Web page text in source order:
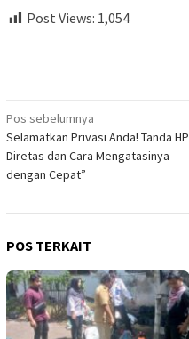
Post Views: 1,054
Navigasi
pos
Pos sebelumnya
Selamatkan Privasi Anda! Tanda HP
Diretas dan Cara Mengatasinya
dengan Cepat”
POS TERKAIT